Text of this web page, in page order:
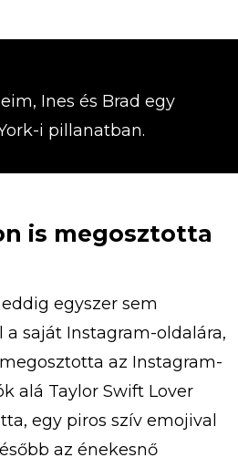
Ines és Brad egy
i pillanatban.
is megosztotta
egyszer sem
saját Instagram-oldalára,
az Instagram-
alá Taylor Swift Lover
egy piros szív emojival
az énekesnő